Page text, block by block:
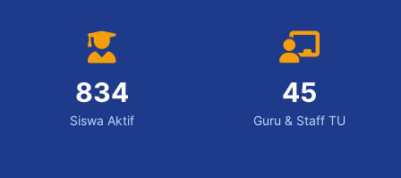
834
Siswa Aktif
45
Guru & Staff TU